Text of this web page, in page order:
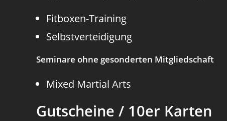
Fitboxen-Training
Selbstverteidigung
Seminare ohne gesonderten Mitgliedschaft
Mixed Martial Arts
Gutscheine / 10er Karten